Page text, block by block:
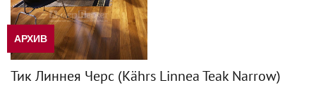
АРХИВ
Тик Линнея Черс (Kährs Linnea Teak Narrow)